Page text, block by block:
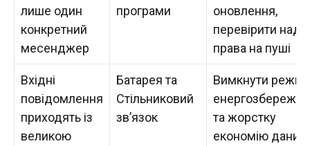
лише один
конкретний
месенджер
програми
оновлення,
перевірити
права на пуші
Вхідні
повідомлення
приходять із
великою
Батарея та
Стільниковий
зв’язок
Вимкнути режим
та жорстку
економію даних